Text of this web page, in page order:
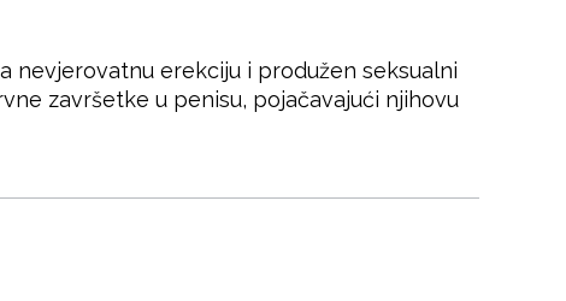
nevjerovatnu erekciju i produžen seksualni
završetke u penisu, pojačavajući njihovu